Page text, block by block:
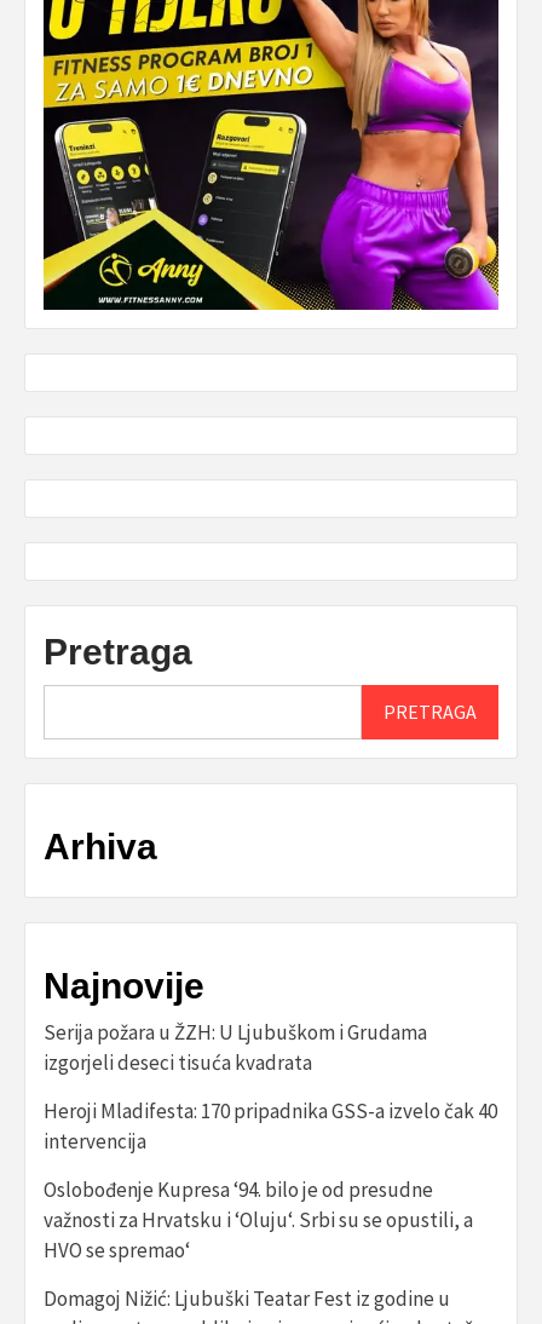
Pretraga
PRETRAGA
Arhiva
Najnovije
Serija požara u ŽZH: U Ljubuškom i Grudama
izgorjeli deseci tisuća kvadrata
Heroji Mladifesta: 170 pripadnika GSS-a izvelo čak 40
intervencija
Oslobođenje Kupresa ‘94. bilo je od presudne
važnosti za Hrvatsku i ‘Oluju‘. Srbi su se opustili, a
HVO se spremao‘
Domagoj Nižić: Ljubuški Teatar Fest iz godine u